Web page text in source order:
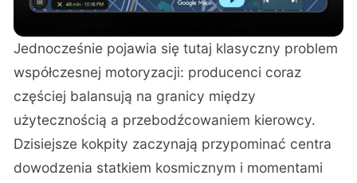
Jednocześnie pojawia się tutaj klasyczny problem
współczesnej motoryzacji: producenci coraz
częściej balansują na granicy między
użytecznością a przebodźcowaniem kierowcy.
Dzisiejsze kokpity zaczynają przypominać centra
dowodzenia statkiem kosmicznym i momentami